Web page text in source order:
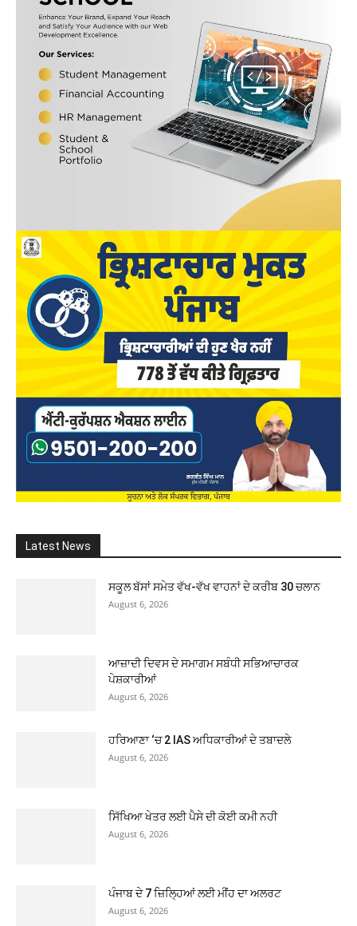
Latest News
ਸਕੂਲ ਬੱਸਾਂ ਸਮੇਤ ਵੱਖ-ਵੱਖ ਵਾਹਨਾਂ ਦੇ ਕਰੀਬ 30 ਚਲਾਨ
August 6, 2026
ਆਜ਼ਾਦੀ ਦਿਵਸ ਦੇ ਸਮਾਗਮ ਸਬੰਧੀ ਸਭਿਆਚਾਰਕ
ਪੇਸ਼ਕਾਰੀਆਂ
August 6, 2026
ਹਰਿਆਣਾ ‘ਚ 2 IAS ਅਧਿਕਾਰੀਆਂ ਦੇ ਤਬਾਦਲੇ
August 6, 2026
ਸਿੱਖਿਆ ਖੇਤਰ ਲਈ ਪੈਸੇ ਦੀ ਕੋਈ ਕਮੀ ਨਹੀ
August 6, 2026
ਪੰਜਾਬ ਦੇ 7 ਜ਼ਿਲ੍ਹਿਆਂ ਲਈ ਮੀਂਹ ਦਾ ਅਲਰਟ
August 6, 2026